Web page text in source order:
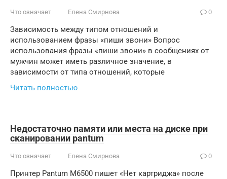
Что означает Елена Смирнова 0
Зависимость между типом отношений и
использованием фразы «пиши звони» Вопрос
использования фразы «пиши звони» в сообщениях от
мужчин может иметь различное значение, в
зависимости от типа отношений, которые
Читать полностью
Недостаточно памяти или места на диске при
сканировании pantum
Что означает Елена Смирнова 0
Принтер Pantum M6500 пишет «Нет картриджа» после